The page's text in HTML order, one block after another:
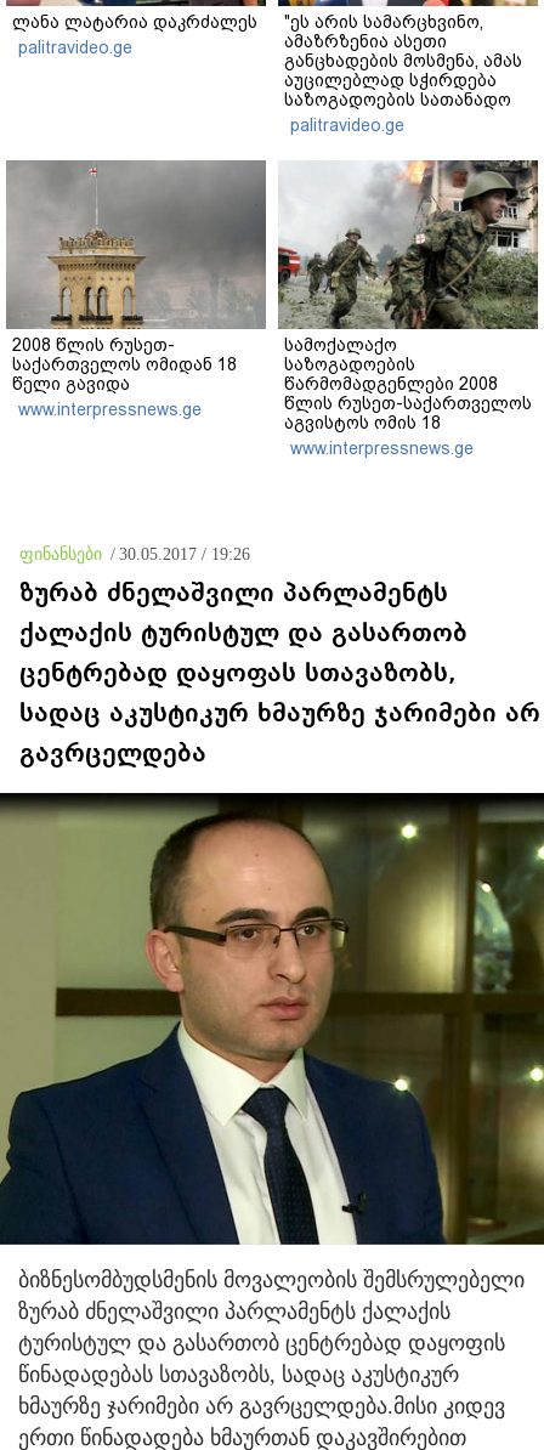
ლანა ლატარია დაკრძალეს
palitravideo.ge
"ეს არის სამარცხვინო,
ამაზრზენია ასეთი
განცხადების მოსმენა, ამას
აუცილებლად სჭირდება
საზოგადოების სათანადო
რეაქცია" - ირაკლი
კობახიძე
palitravideo.ge
2008 წლის რუსეთ-
საქართველოს ომიდან 18
წელი გავიდა
www.interpressnews.ge
სამოქალაქო
საზოგადოების
წარმომადგენლები 2008
წლის რუსეთ-საქართველოს
აგვისტოს ომის 18
წლისთავთან
დაკავშირებით ერთობლივ
www.interpressnews.ge
ფინანსები / 30.05.2017 / 19:26
ზურაბ ძნელაშვილი პარლამენტს
ქალაქის ტურისტულ და გასართობ
ცენტრებად დაყოფას სთავაზობს,
სადაც აკუსტიკურ ხმაურზე ჯარიმები არ
გავრცელდება
ბიზნესომბუდსმენის მოვალეობის შემსრულებელი
ზურაბ ძნელაშვილი პარლამენტს ქალაქის
ტურისტულ და გასართობ ცენტრებად დაყოფის
წინადადებას სთავაზობს, სადაც აკუსტიკურ
ხმაურზე ჯარიმები არ გავრცელდება.მისი კიდევ
ერთი წინადადება ხმაურთან დაკავშირებით